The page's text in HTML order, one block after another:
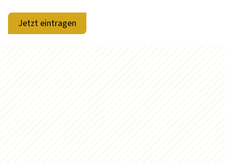
Jetzt eintragen